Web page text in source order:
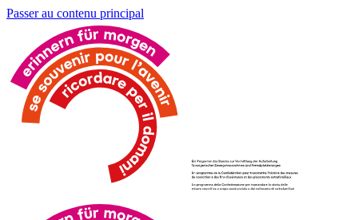
Passer au contenu principal